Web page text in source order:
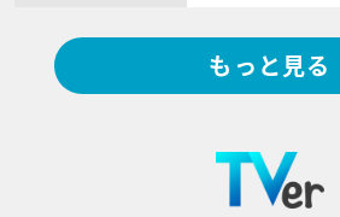
もっと見る